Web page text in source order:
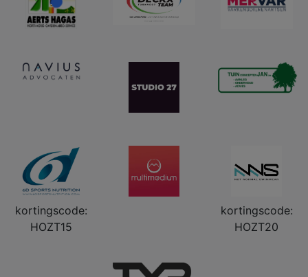
kortingscode:
HOZT15
kortingscode:
HOZT20